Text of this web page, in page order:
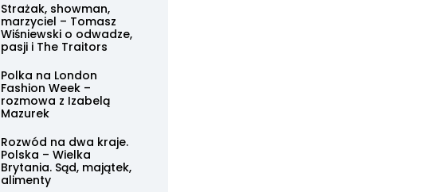
Strażak, showman,
marzyciel – Tomasz
Wiśniewski o odwadze,
pasji i The Traitors
Polka na London
Fashion Week –
rozmowa z Izabelą
Mazurek
Rozwód na dwa kraje.
Polska – Wielka
Brytania. Sąd, majątek,
alimenty